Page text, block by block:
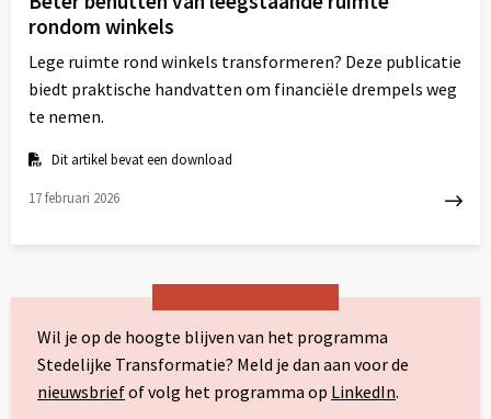
rondom winkels
Lege ruimte rond winkels transformeren? Deze publicatie
biedt praktische handvatten om financiële drempels weg
te nemen.
Dit artikel bevat een download
17 februari 2026
Wil je op de hoogte blijven van het programma
Stedelijke Transformatie? Meld je dan aan voor de
nieuwsbriefof volg het programma op LinkedIn.